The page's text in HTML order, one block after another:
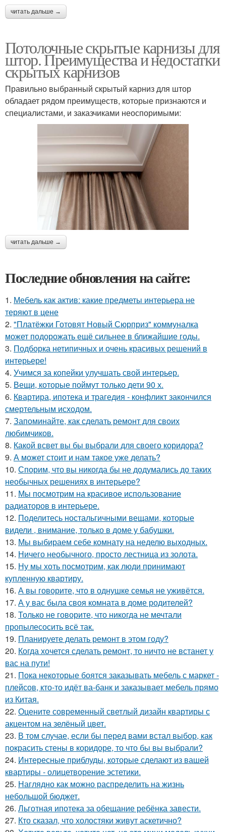
читать дальше →
Потолочные скрытые карнизы для
штор. Преимущества и недостатки
скрытых карнизов
Правильно выбранный скрытый карниз для штор
обладает рядом преимуществ, которые признаются и
специалистами, и заказчиками неоспоримыми:
читать дальше →
Последние обновления на сайте:
1. Мебель как актив: какие предметы интерьера не
теряют в цене
2. "Платёжки Готовят Новый Сюрприз" коммуналка
может подорожать ещё сильнее в ближайшие годы.
3. Подборка нетипичных и очень красивых решений в
интерьере!
4. Учимся за копейки улучшать свой интерьер.
5. Вещи, которые поймут только дети 90 х.
6. Квартира, ипотека и трагедия - конфликт закончился
смертельным исходом.
7. Запоминайте, как сделать ремонт для своих
любимчиков.
8. Какой всвет вы бы выбрали для своего коридора?
9. А может стоит и нам такое уже делать?
10. Спорим, что вы никогда бы не додумались до таких
необычных решениях в интерьере?
11. Мы посмотрим на красивое использование
радиаторов в интерьере.
12. Поделитесь ностальгичными вещами, которые
видели , внимание, только в доме у бабушки.
13. Мы выбираем себе комнату на неделю выходных.
14. Ничего необычного, просто лестница из золота.
15. Ну мы хоть посмотрим, как люди принимают
купленную квартиру.
16. А вы говорите, что в однушке семья не уживётся.
17. А у вас была своя комната в доме родителей?
18. Только не говорите, что никогда не мечтали
пропылесосить всё так.
19. Планируете делать ремонт в этом году?
20. Когда хочется сделать ремонт, то ничто не встанет у
вас на пути!
21. Пока некоторые боятся заказывать мебель с маркет -
плейсов, кто-то идёт ва-банк и заказывает мебель прямо
из Китая.
22. Оцените современный светлый дизайн квартиры с
акцентом на зелёный цвет.
23. В том случае, если бы перед вами встал выбор, как
покрасить стены в коридоре, то что бы вы выбрали?
24. Интересные приблуды, которые сделают из вашей
квартиры - олицетворение эстетики.
25. Наглядно как можно распределить на жизнь
небольшой бюджет.
26. Льготная ипотека за обещание ребёнка завести.
27. Кто сказал, что холостяки живут аскетично?